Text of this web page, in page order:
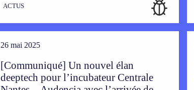
ACTUS
26 mai 2025
[Communiqué] Un nouvel élan
deeptech pour l’incubateur Centrale